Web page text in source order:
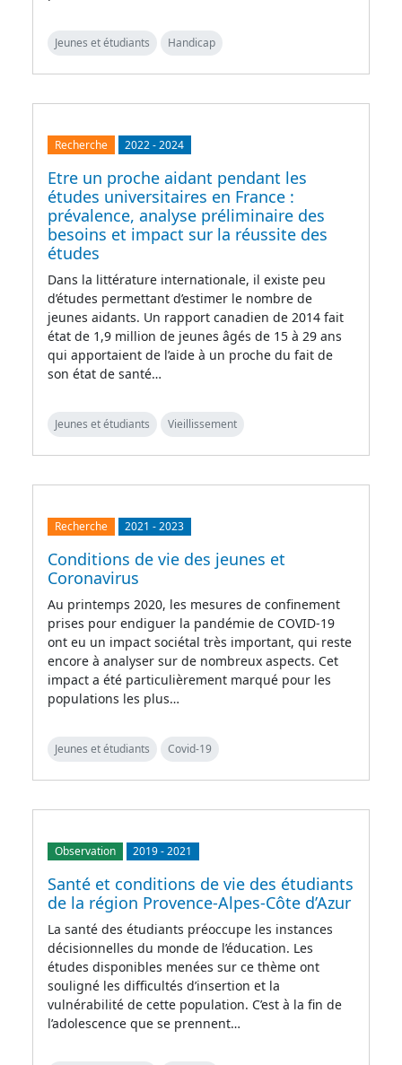
Jeunes et étudiants Handicap
Recherche 2022-2024
Etre un proche aidant pendant les
études universitaires en France :
prévalence, analyse préliminaire des
besoins et impact sur la réussite des
études
Dans la littérature internationale, il existe peu
d’études permettant d’estimer le nombre de
jeunes aidants. Un rapport canadien de 2014 fait
état de 1,9 million de jeunes âgés de 15 à 29 ans
qui apportaient de l’aide à un proche du fait de
son état de santé…
Jeunes et étudiants Vieillissement
Recherche 2021 -2023
Conditions de vie des jeunes et
Coronavirus
Au printemps 2020, les mesures de confinement
prises pour endiguer la pandémie de COVID-19
ont eu un impact sociétal très important, qui reste
encore à analyser sur de nombreux aspects. Cet
impact a été particulièrement marqué pour les
populations les plus…
Jeunes et étudiants Covid-19
Observation 2019-2021
Santé et conditions de vie des étudiants
de la région Provence-Alpes-Côte d’Azur
La santé des étudiants préoccupe les instances
décisionnelles du monde de l’éducation. Les
études disponibles menées sur ce thème ont
souligné les difficultés d’insertion et la
vulnérabilité de cette population. C’est à la fin de
l’adolescence que se prennent…